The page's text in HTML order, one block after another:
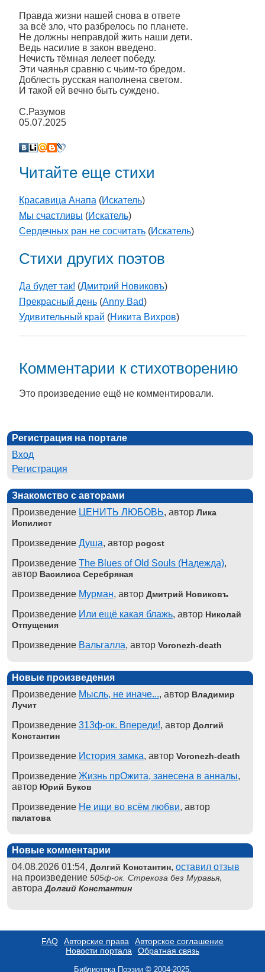
Правда жизни нашей снова в ответе
за всё зло, что разбрелось по планете.
Не должны неправдой жить наши дети.
Ведь насилие в закон введено.
Нечисть тёмная лелеет победу.
Эти чаянья сравню с чьим-то бредом.
Доблесть русская наполнена светом.
И такой ей вечно быть суждено.
С.Разумов
05.07.2025
Читайте еще стихи
Красавица Анапа (Искатель)
Мы счастливы (Искатель)
Сердечных ран не сосчитать (Искатель)
Стихи других поэтов
Да будет так! (Дмитрий Новиковъ)
Прекрасный день (Anny Bad)
Удивительный край (Никита Вихров)
Комментарии к стихотворению
Это произведение ещё не комментировали.
Регистрация на портале
Вход
Регистрация
Знакомство с авторами
Произведение ЦЕНИТЬ ЛЮБОВЬ, автор Лика
Испилист
Произведение Душа, автор pogost
Произведение The Blues of Old Souls (Надежда),
автор Василиса Серебряная
Произведение Мурман, автор Дмитрий Новиковъ
Произведение Или ещё какая блажь, автор Николай
Отпущения
Произведение Вальгалла, автор Voronezh-death
Новые произведения
Произведение Мысль, не иначе..., автор Владимир
Лучит
Произведение 313ф-ок. Впереди!, автор Долгий
Константин
Произведение История замка, автор Voronezh-death
Произведение Жизнь прОжита, занесена в анналы,
автор Юрий Буков
Произведение Не ищи во всём любви, автор
палатова
Новые комментарии
04.08.2026 01:54, Долгий Константин, оставил отзыв
на произведение 505ф-ок. Стрекоза без Муравья,
автораДолгий Константин
FAQ Авторские права
Авторское соглашение
Новости портала
Обратная связь
Библиотека Поэзии © 2004-2025.